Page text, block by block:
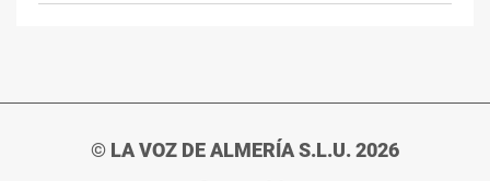
© LA VOZ DE ALMERÍA S.L.U. 2026